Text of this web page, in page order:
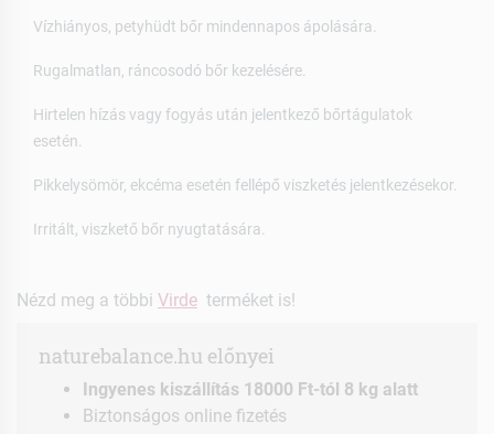
Vízhiányos, petyhüdt bőr mindennapos ápolására.
Rugalmatlan, ráncosodó bőr kezelésére.
Hirtelen hízás vagy fogyás után jelentkező bőrtágulatok
esetén.
Pikkelysömör, ekcéma esetén fellépő viszketés jelentkezésekor.
Irritált, viszkető bőr nyugtatására.
Nézd meg a többi Virde terméket is!
naturebalance.hu előnyei
Ingyenes kiszállítás 18000 Ft-tól 8 kg alatt
Biztonságos online fizetés